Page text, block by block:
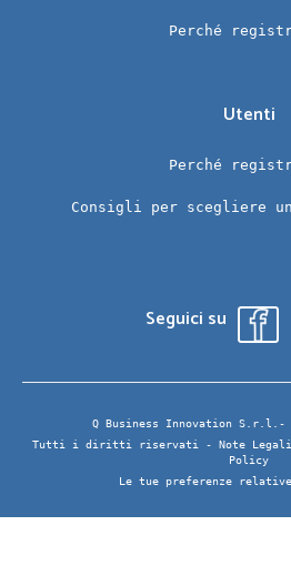
Perché
Utenti
Perché
Consigli per scegliere
Seguici su
Q Business Innovation S.r.l.-
Tutti i diritti riservati - Note Legali
Policy
Le tue preferenze